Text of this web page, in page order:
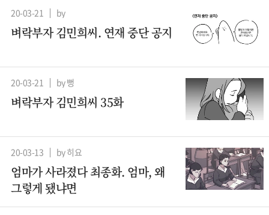
20-03-21 by
벼락부자 김민희씨. 연재 중단 공지
20-03-21 by 뻥
벼락부자 김민희씨 35화
20-03-13 by 히요
엄마가 사라졌다 최종화. 엄마, 왜
그렇게 됐냐면